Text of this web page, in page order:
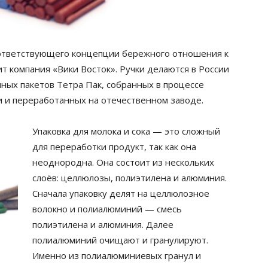
концепции бережного отношения к
«Вики Восток». Ручки делаются в России
пакетов Тетра Пак, собранных в процессе
и переработанных на отечественном заводе.
Упаковка для молока и сока — это сложный
для переработки продукт, так как она
неоднородна. Она состоит из нескольких
слоёв: целлюлозы, полиэтилена и алюминия.
Сначала упаковку делят на целлюлозное
волокно и полиалюминий — смесь
полиэтилена и алюминия. Далее
полиалюминий очищают и гранулируют.
Именно из полиалюминиевых гранул и